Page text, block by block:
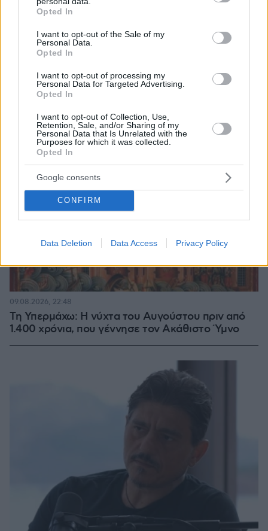
grant or deny consent to Google and its third-party tags to
use your data for below specified purposes in below Google
consent section.
Opted In
I want to opt-out of the Sale of my
Personal Data.
Opted In
I want to opt-out of processing my
Personal Data for Targeted Advertising.
Opted In
I want to opt-out of Collection, Use,
Retention, Sale, and/or Sharing of my
Personal Data that Is Unrelated with the
Purposes for which it was collected.
Opted In
Google consents
CONFIRM
Data Deletion Data Access Privacy Policy
Τη Υπερμάχω: Η νύχτα του Αυγούστου πριν από
1.400 χρόνια, που γέννησε τον Ακάθιστο Ύμνο
09.08.2026, 22:48